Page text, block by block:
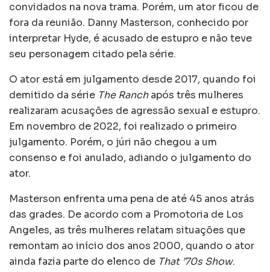
convidados na nova trama. Porém, um ator ficou de
fora da reunião. Danny Masterson, conhecido por
interpretar Hyde, é acusado de estupro e não teve
seu personagem citado pela série.
O ator está em julgamento desde 2017, quando foi
demitido da série The Ranchapós três mulheres
realizaram acusações de agressão sexual e estupro.
Em novembro de 2022, foi realizado o primeiro
julgamento. Porém, o júri não chegou a um
consenso e foi anulado, adiando o julgamento do
ator.
Masterson enfrenta uma pena de até 45 anos atrás
das grades. De acordo com a Promotoria de Los
Angeles, as três mulheres relatam situações que
remontam ao início dos anos 2000, quando o ator
ainda fazia parte do elenco de That ’70s Show.